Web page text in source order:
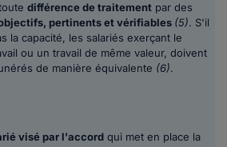
différence de traitement par des
pertinents et vérifiables (5). S'il
la capacité, les salariés exerçant le
ou un travail de même valeur, doivent
de manière équivalente (6).
visé par l'accord qui met en place la